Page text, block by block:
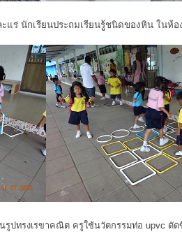
แร่ นักเรียนประถมเรียนรูู้ชนิดของหิน ในห้อ
รูปทรงเรขาคณิต ครูใช้นวัตกรรมท่อ upvc ดั